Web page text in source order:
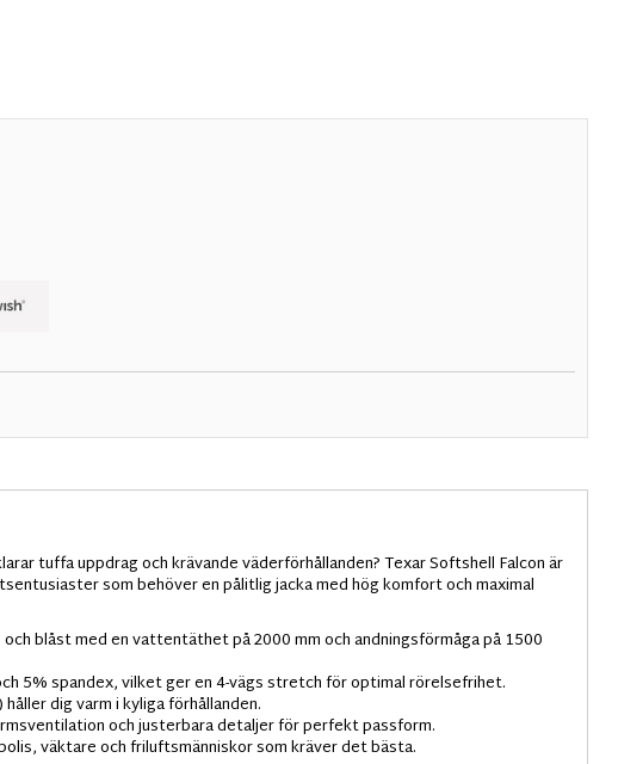
tuffa uppdrag och krävande väderförhållanden? Texar Softshell Falcon är
som behöver en pålitlig jacka med hög komfort och maximal
blåst med en vattentäthet på 2000 mm och andningsförmåga på 1500
5% spandex, vilket ger en 4-vägs stretch för optimal rörelsefrihet.
dig varm i kyliga förhållanden.
och justerbara detaljer för perfekt passform.
väktare och friluftsmänniskor som kräver det bästa.